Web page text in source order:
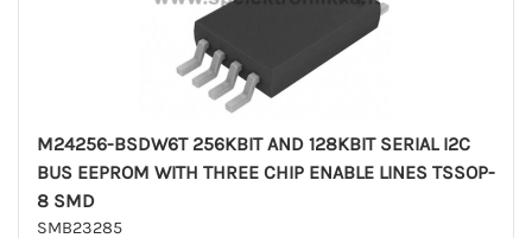
M24256-BSDW6T 256KBIT AND 128KBIT SERIAL I2C
BUS EEPROM WITH THREE CHIP ENABLE LINES TSSOP-
8 SMD
SMB23285